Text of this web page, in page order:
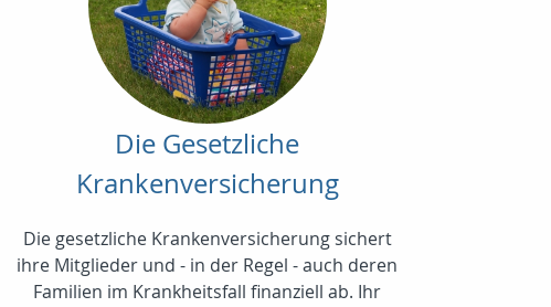
Die Gesetzliche
Krankenversicherung
Die gesetzliche Krankenversicherung sichert
ihre Mitglieder und - in der Regel - auch deren
Familien im Krankheitsfall finanziell ab. Ihr